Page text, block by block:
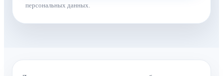
персональных данных.